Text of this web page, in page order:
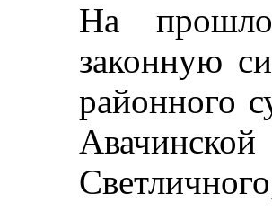
На
законную
районного